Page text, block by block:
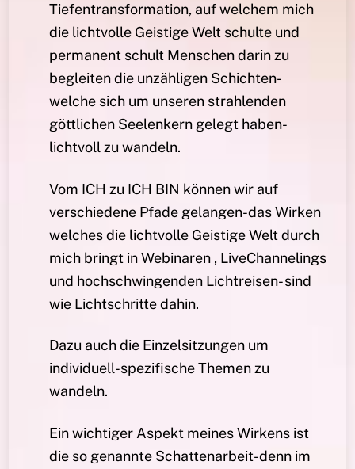
Tiefentransformation, auf welchem mich
die lichtvolle Geistige Welt schulte und
permanent schult Menschen darin zu
begleiten die unzähligen Schichten-
welche sich um unseren strahlenden
göttlichen Seelenkern gelegt haben-
lichtvoll zu wandeln.
Vom ICH zu ICH BIN können wir auf
verschiedene Pfade gelangen-das Wirken
welches die lichtvolle Geistige Welt durch
mich bringt in Webinaren , LiveChannelings
und hochschwingenden Lichtreisen- sind
wie Lichtschritte dahin.
Dazu auch die Einzelsitzungen um
individuell-spezifische Themen zu
wandeln.
Ein wichtiger Aspekt meines Wirkens ist
die so genannte Schattenarbeit-denn im